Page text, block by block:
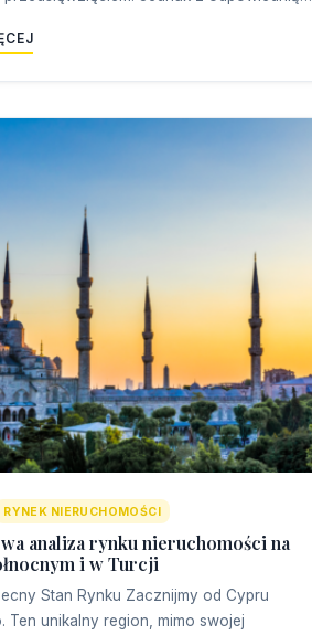
RYNEK NIERUCHOMOŚCI
analiza rynku nieruchomości na
i w Turcji
Stan Rynku Zacznijmy od Cypru
Ten unikalny region, mimo swojej